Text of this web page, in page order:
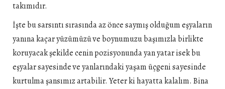
takımıdır.
İşte bu sarsıntı sırasında az önce saymış olduğum eşyaların
yanına kaçar yüzümüzü ve boynumuzu başımızla birlikte
koruyacak şekilde cenin pozisyonunda yan yatar isek bu
eşyalar sayesinde ve yanlarındaki yaşam üçgeni sayesinde
kurtulma şansımız artabilir. Yeter ki hayatta kalalım. Bina